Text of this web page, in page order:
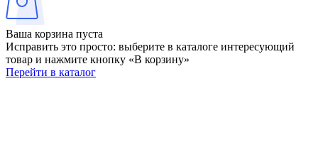
Ваша корзина пуста
Исправить это просто: выберите в каталоге интересующий
товар и нажмите кнопку «В корзину»
Перейти в каталог